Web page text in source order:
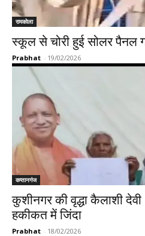
रामकोला
स्कूल से चोरी हुई सोलर पैनल
Prabhat - 19/02/2026
कप्तानगंज
कुशीनगर की वृद्धा कैलाशी देवी
हकीकत में जिंदा
Prabhat - 18/02/2026